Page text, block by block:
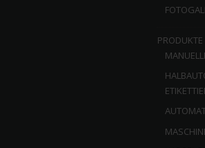
PRODUKTE